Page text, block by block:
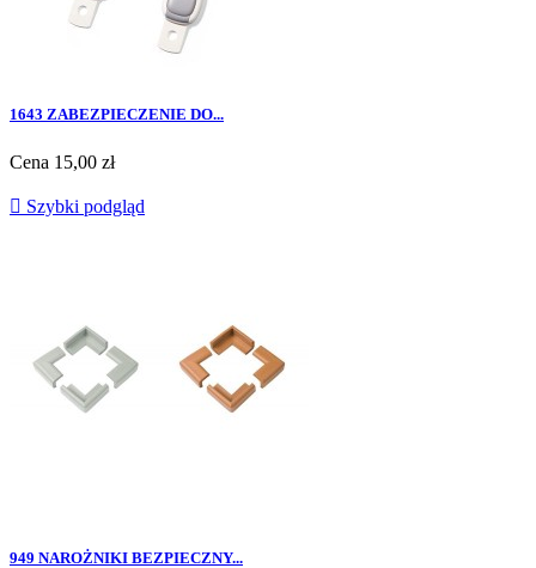
1643 ZABEZPIECZENIE DO...
Cena 15,00 zł
 Szybki podgląd
949 NAROŻNIKI BEZPIECZNY...